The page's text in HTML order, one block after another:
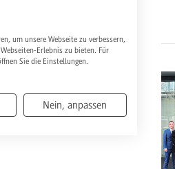
um unsere Webseite zu verbessern,
Erlebnis zu bieten. Für
Sie die Einstellungen.
Nein, anpassen